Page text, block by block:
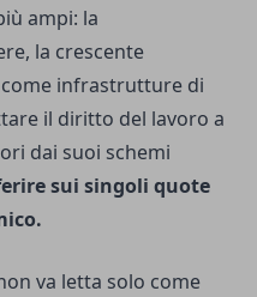
ampi: la
la crescente
infrastrutture di
il diritto del lavoro a
dai suoi schemi
sui singoli quote
va letta solo come